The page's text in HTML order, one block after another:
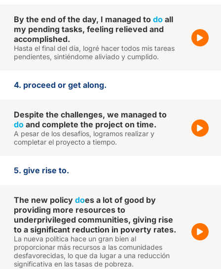
By the end of the day, I managed to do all
my pending tasks, feeling relieved and
accomplished.
Hasta el final del día, logré hacer todos mis tareas
pendientes, sintiéndome aliviado y cumplido.
4. proceed or get along.
Despite the challenges, we managed to
do and complete the project on time.
A pesar de los desafíos, logramos realizar y
completar el proyecto a tiempo.
5. give rise to.
The new policy does a lot of good by
providing more resources to
underprivileged communities, giving rise
to a significant reduction in poverty rates.
La nueva política hace un gran bien al
proporcionar más recursos a las comunidades
desfavorecidas, lo que da lugar a una reducción
significativa en las tasas de pobreza.